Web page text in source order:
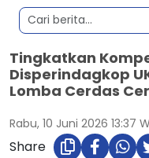
Tingkatkan
Disperindagkop
Lomba Cerdas
Rabu, 10 Juni 2026 13:37
Share